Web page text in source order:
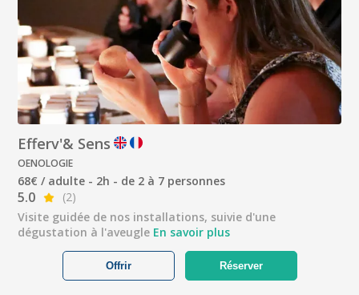
Efferv'& Sens
OENOLOGIE
68€ / adulte - 2h - de 2 à 7 personnes
5.0
(2)
Visite guidée de nos installations, suivie d'une
dégustation à l'aveugle En savoir plus
Réserver
Offrir